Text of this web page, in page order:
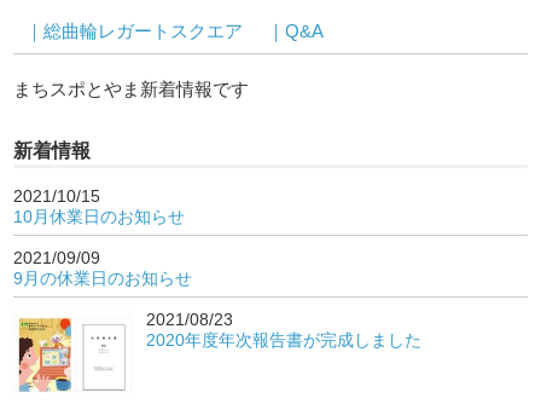
｜総曲輪レガートスクエア ｜Q&A
まちスポとやま新着情報です
新着情報
2021/10/15
10月休業日のお知らせ
2021/09/09
9月の休業日のお知らせ
2021/08/23
2020年度年次報告書が完成しました